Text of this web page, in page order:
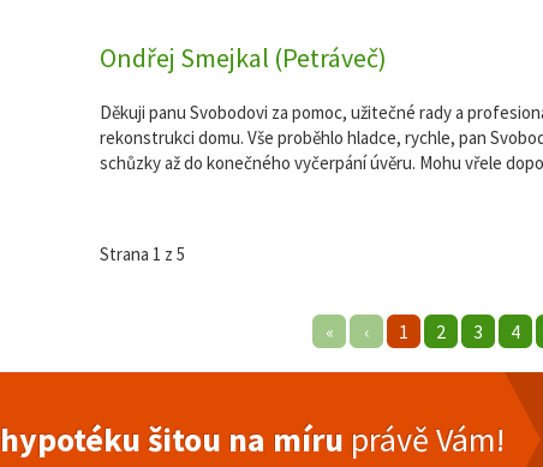
Ondřej Smejkal (Petráveč)
Děkuji panu Svobodovi za pomoc, užitečné rady a
rekonstrukci domu. Vše proběhlo hladce, rychle, pan
schůzky až do konečného vyčerpání úvěru. Mohu vřele
Strana 1 z 5
« ‹ 1 2 3 4
hypotéku šitou na míru právě Vám!